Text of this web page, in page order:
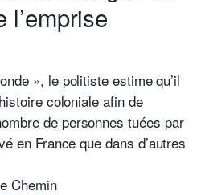
l’emprise
», le politiste estime qu’il
coloniale afin de
de personnes tuées par
en France que dans d’autres
Chemin